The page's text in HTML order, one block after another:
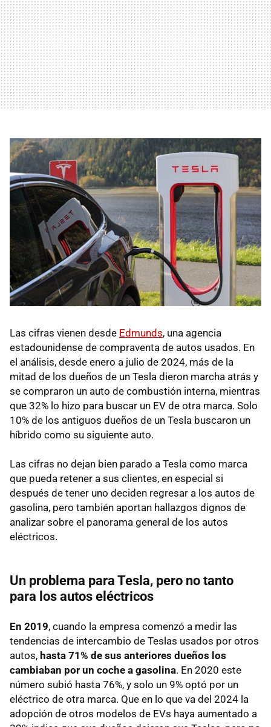
Las cifras vienen desde Edmunds, una agencia
estadounidense de compraventa de autos usados. En
el análisis, desde enero a julio de 2024, más de la
mitad de los dueños de un Tesla dieron marcha atrás y
se compraron un auto de combustión interna, mientras
que 32% lo hizo para buscar un EV de otra marca. Solo
10% de los antiguos dueños de un Tesla buscaron un
híbrido como su siguiente auto.
Las cifras no dejan bien parado a Tesla como marca
que pueda retener a sus clientes, en especial si
después de tener uno deciden regresar a los autos de
gasolina, pero también aportan hallazgos dignos de
analizar sobre el panorama general de los autos
eléctricos.
Un problema para Tesla, pero no tanto
para los autos eléctricos
En 2019, cuando la empresa comenzó a medir las
tendencias de intercambio de Teslas usados por otros
autos, hasta 71% de sus anteriores dueños los
cambiaban por un coche a gasolina. En 2020 este
número subió hasta 76%, y solo un 9% optó por un
eléctrico de otra marca. Que en lo que va del 2024 la
adopción de otros modelos de EVs haya aumentado a